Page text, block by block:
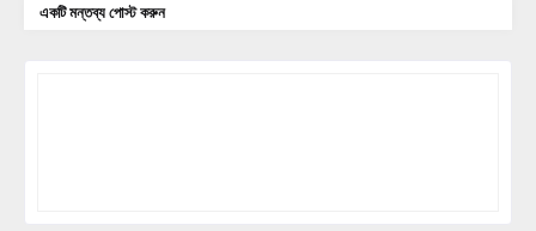
একটি মন্তব্য পোস্ট করুন